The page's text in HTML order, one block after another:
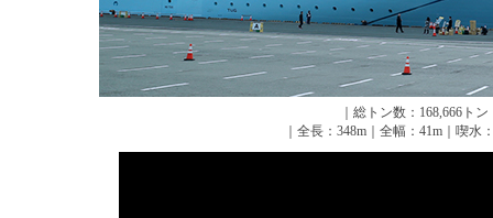
｜総トン数：168,666ト
｜全長：348m｜全幅：41m｜喫水